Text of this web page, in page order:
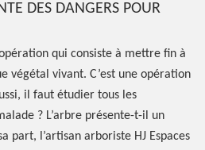
DES DANGERS POUR
qui consiste à mettre fin à
végétal vivant. C’est une opération
il faut étudier tous les
? L’arbre présente-t-il un
part, l’artisan arboriste HJ Espaces